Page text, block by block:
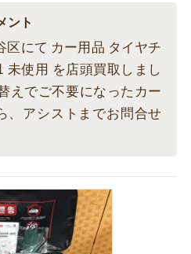
ント
区にて カー用品 タイヤチ
未使用 を店頭買取しまし
えでご不要になったカー
、アシストまでお問合せ